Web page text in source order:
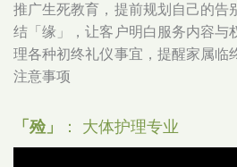
推广生死教育，提前规划自己的告
结「缘」，让客户明白服务内容与
理各种初终礼仪事宜，提醒家属临
注意事项
「殓」 ： 大体护理专业